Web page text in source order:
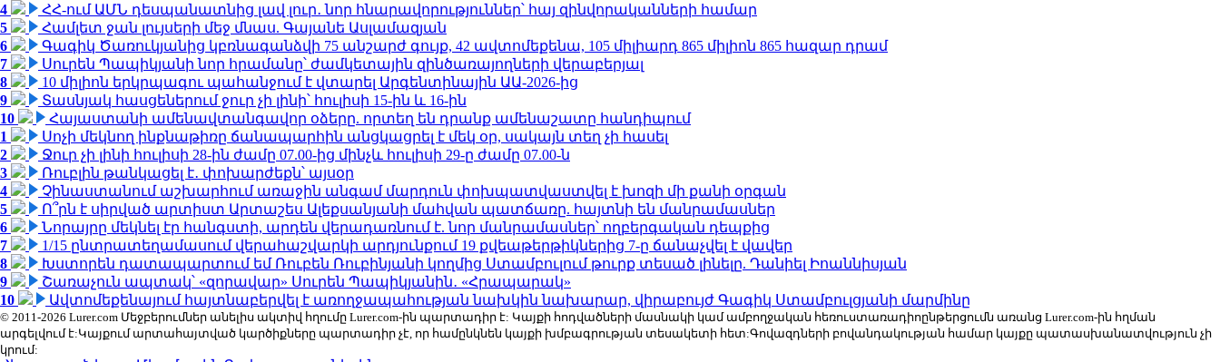
4
ՀՀ-ում ԱՄՆ դեսպանատնից լավ լուր․ նոր հնարավորություններ՝ հայ զինվորականների համար
5
Համլետ ջան լույսերի մեջ մնաս. Գայանե Ասլամազյան
6
Գագիկ Ծառուկյանից կբռնագանձվի 75 անշարժ գույք, 42 ավտոմեքենա, 105 միլիարդ 865 միլիոն 865 հազար դրամ
7
Սուրեն Պապիկյանի նոր հրամանը՝ ժամկետային զինծառայողների վերաբերյալ
8
10 միլիոն երկրպագու պահանջում է վտարել Արգենտինային ԱԱ-2026-ից
9
Տասնյակ հասցեներում ջուր չի լինի՝ հուլիսի 15-ին և 16-ին
10
Հայաստանի ամենավտանգավոր օձերը. որտեղ են դրանք ամենաշատը հանդիպում
1
Սոչի մեկնող ինքնաթիռը ճանապարհին անցկացրել է մեկ օր, սակայն տեղ չի հասել
2
Ջուր չի լինի հուլիսի 28-ին ժամը 07.00-ից մինչև հուլիսի 29-ը ժամը 07.00-ն
3
Ռուբլին թանկացել է․ փոխարժեքն՝ այսօր
4
Չինաստանում աշխարհում առաջին անգամ մարդուն փոխպատվաստվել է խոզի մի քանի օրգան
5
Ո՞րն է սիրված արտիստ Արտաշես Ալեքսանյանի մահվան պատճառը. հայտնի են մանրամասներ
6
Նորայրը մեկնել էր հանգստի, արդեն վերադառնում է. նոր մանրամասներ՝ ողբերգական դեպքից
7
1/15 ընտրատեղամասում վերահաշվարկի արդյունքում 19 քվեաթերթիկներից 7-ը ճանաչվել է վավեր
8
Խստորեն դատապարտում եմ Ռուբեն Ռուբինյանի կողմից Ստամբուլում թուրք տեսած լինելը. Դանիել Իոաննիսյան
9
Շառաչուն ապտակ՝ «զորավար» Սուրեն Պապիկյանին․ «Հրապարակ»
10
Ավտոմեքենայում հայտնաբերվել է առողջապահության նախկին նախարար, վիրաբույժ Գագիկ Ստամբուլցյանի մարմինը
© 2011-2026 Lurer.com Մեջբերումներ անելիս ակտիվ հղումը Lurer.com-ին պարտադիր է: Կայքի հոդվածների մասնակի կամ ամբողջական հեռուստառադիոընթերցումն առանց Lurer.com-ին հղման
արգելվում է:Կայքում արտահայտված կարծիքները պարտադիր չէ, որ համընկնեն կայքի խմբագրության տեսակետի հետ:Գովազդների բովանդակության համար կայքը պատասխանատվություն չի
կրում: